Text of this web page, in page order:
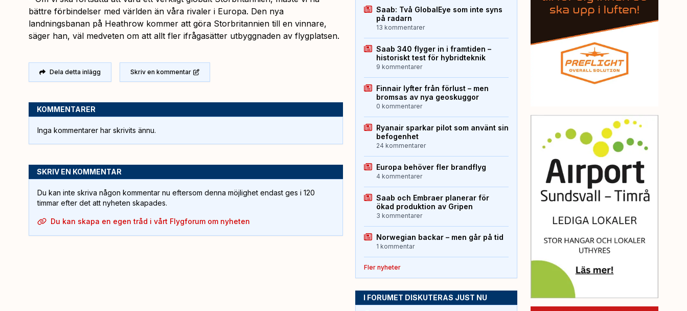
bättre förbindelser med världen än våra rivaler i Europa. Den nya
landningsbanan på Heathrow kommer att göra Storbritannien till en vinnare,
säger han, väl medveten om att allt fler ifrågasätter utbyggnaden av flygplatsen.
Dela detta inlägg Skriv en kommentar
KOMMENTARER
Inga kommentarer har skrivits ännu.
SKRIV EN KOMMENTAR
Du kan inte skriva någon kommentar nu eftersom denna möjlighet endast ges i 120
timmar efter det att nyheten skapades.
Du kan skapa en egen tråd i vårt Flygforum om nyheten
Saab: Två GlobalEye som inte syns
på radarn
13 kommentarer
Saab 340 flyger in i framtiden –
historiskt test för hybridteknik
9 kommentarer
Finnair lyfter från förlust – men
bromsas av nya geoskuggor
0 kommentarer
Ryanair sparkar pilot som använt sin
befogenhet
24 kommentarer
Europa behöver fler brandflyg
4 kommentarer
Saab och Embraer planerar för
ökad produktion av Gripen
3 kommentarer
Norwegian backar – men går på tid
1 kommentar
Fler nyheter
I FORUMET DISKUTERAS JUST NU